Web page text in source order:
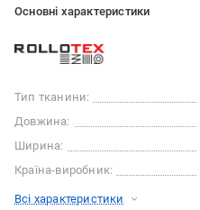
Основні характеристики
Тип тканини:
Довжина:
Ширина:
Країна-виробник:
Всі характеристики